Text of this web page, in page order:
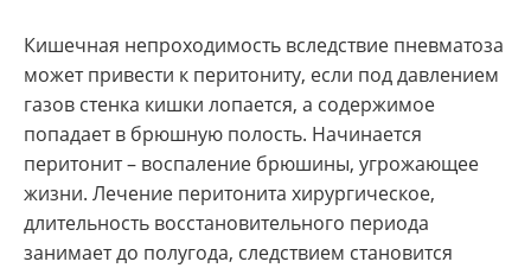
Кишечная непроходимость вследствие пневматоза
может привести к перитониту, если под давлением
газов стенка кишки лопается, а содержимое
попадает в брюшную полость. Начинается
перитонит – воспаление брюшины, угрожающее
жизни. Лечение перитонита хирургическое,
длительность восстановительного периода
занимает до полугода, следствием становится